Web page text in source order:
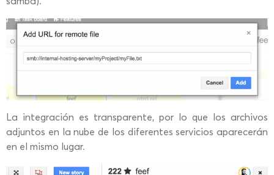
La integración es transparente, por lo que los archivos
adjuntos en la nube de los diferentes servicios aparecerán
en el mismo lugar.